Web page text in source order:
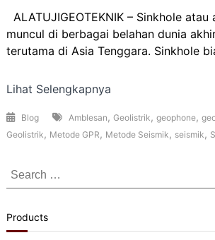
ALATUJIGEOTEKNIK – Sinkhole atau
muncul di berbagai belahan dunia
terutama di Asia Tenggara. Sinkhole
Lihat Selengkapnya
Blog Amblesan , Geolistrik , geophone,
Geolistrik , Metode GPR , Metode Seismik , seismik ,
Search
for:
Products